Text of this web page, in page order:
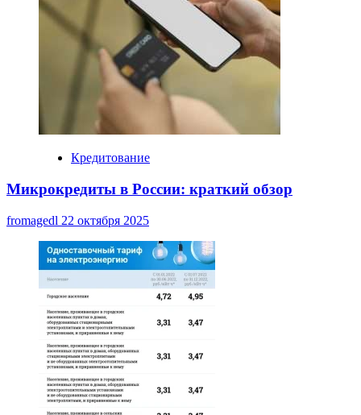
Кредитование
Микрокредиты в России: краткий обзор
fromagedl 22 октября 2025